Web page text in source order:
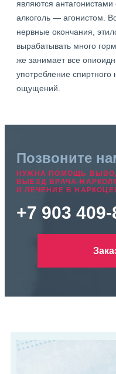
являются
алкоголь — агонистом.
нервные окончания,
вырабатывать много
же занимает все
употребление
ощущений.
Позвоните
НУЖНА ПОМОЩЬ
ВЫЕЗД ВРАЧА-
И ЛЕЧЕНИЕ В
+7 903